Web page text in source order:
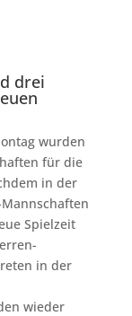
drei
wurden
für die
in der
Spielzeit
in der
wieder